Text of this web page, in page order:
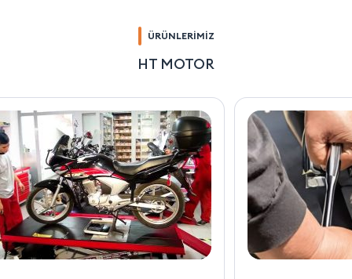
ÜRÜNLERİMİZ
HT MOTOR